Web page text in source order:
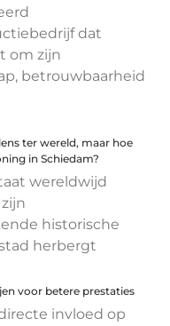
dat
om zijn
betrouwbaarheid
ter wereld, maar hoe
in Schiedam?
wereldwijd
historische
herbergt
voor betere prestaties
invloed op